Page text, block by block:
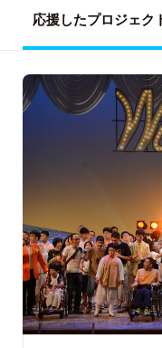
応援したプロジェク